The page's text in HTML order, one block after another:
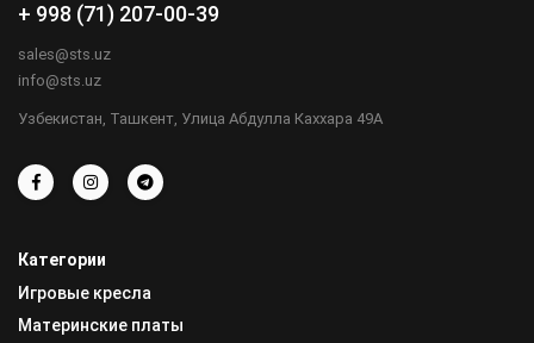
+ 998 (71) 207-00-39
sales@sts.uz
info@sts.uz
Узбекистан, Ташкент, Улица Абдулла Каххара 49А
Категории
Игровые кресла
Материнские платы